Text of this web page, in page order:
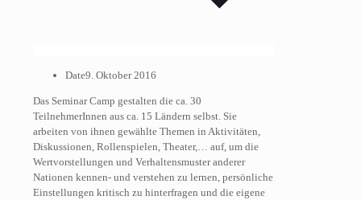
Date9. Oktober 2016
Das Seminar Camp gestalten die ca. 30
TeilnehmerInnen aus ca. 15 Ländern selbst. Sie
arbeiten von ihnen gewählte Themen in Aktivitäten,
Diskussionen, Rollenspielen, Theater,… auf, um die
Wertvorstellungen und Verhaltensmuster anderer
Nationen kennen- und verstehen zu lernen, persönliche
Einstellungen kritisch zu hinterfragen und die eigene